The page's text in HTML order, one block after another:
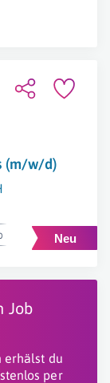
(m/w/d)
36.400€ pro Jahr
Job
erhälst du
per